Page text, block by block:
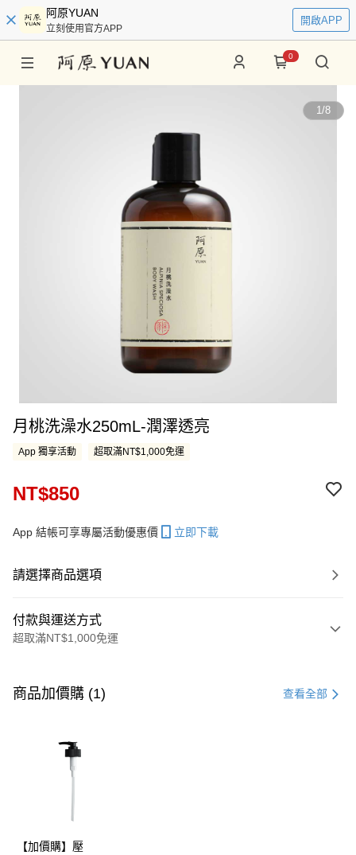
阿原YUAN
立刻使用官方APP
開啟APP
0
1/8
月桃洗澡水250mL-潤澤透亮
App 獨享活動 超取滿NT$1,000免運
NT$850
App 結帳可享專屬活動優惠價 立即下載
請選擇商品選項
付款與運送方式
超取滿NT$1,000免運
信用卡一次付款
全盈+PAY
商品加價購 (1) 查看全部
【加價購】壓